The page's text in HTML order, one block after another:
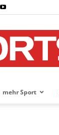
mehr Sport